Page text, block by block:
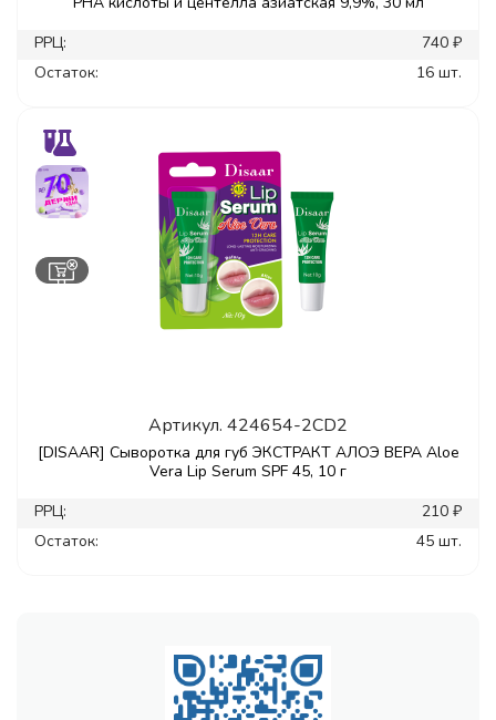
РРЦ:
740 ₽
Остаток:
16 шт.
Артикул. 424654-2CD2
[DISAAR] Сыворотка для губ ЭКСТРАКТ АЛОЭ ВЕРА Aloe
Vera Lip Serum SPF 45, 10 г
РРЦ:
210 ₽
Остаток:
45 шт.